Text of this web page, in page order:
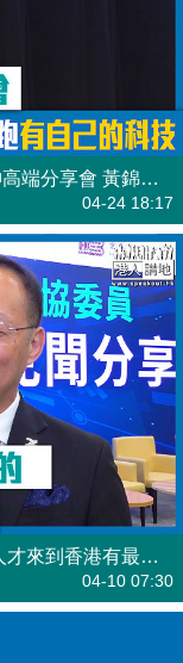
【短片】【兩會啟示】科創界辦兩會精神高端分享會 黃錦輝：新興、未來產業須領跑，有自己的科技
04-24 18:17
【短片】香港高等教育界談兩會啟示 令人才來到香港有最好發揮
04-10 07:30